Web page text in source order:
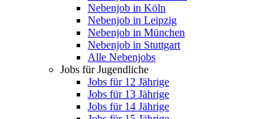
Nebenjob in Köln
Nebenjob in Leipzig
Nebenjob in München
Nebenjob in Stuttgart
Alle Nebenjobs
Jobs für Jugendliche
Jobs für 12 Jährige
Jobs für 13 Jährige
Jobs für 14 Jährige